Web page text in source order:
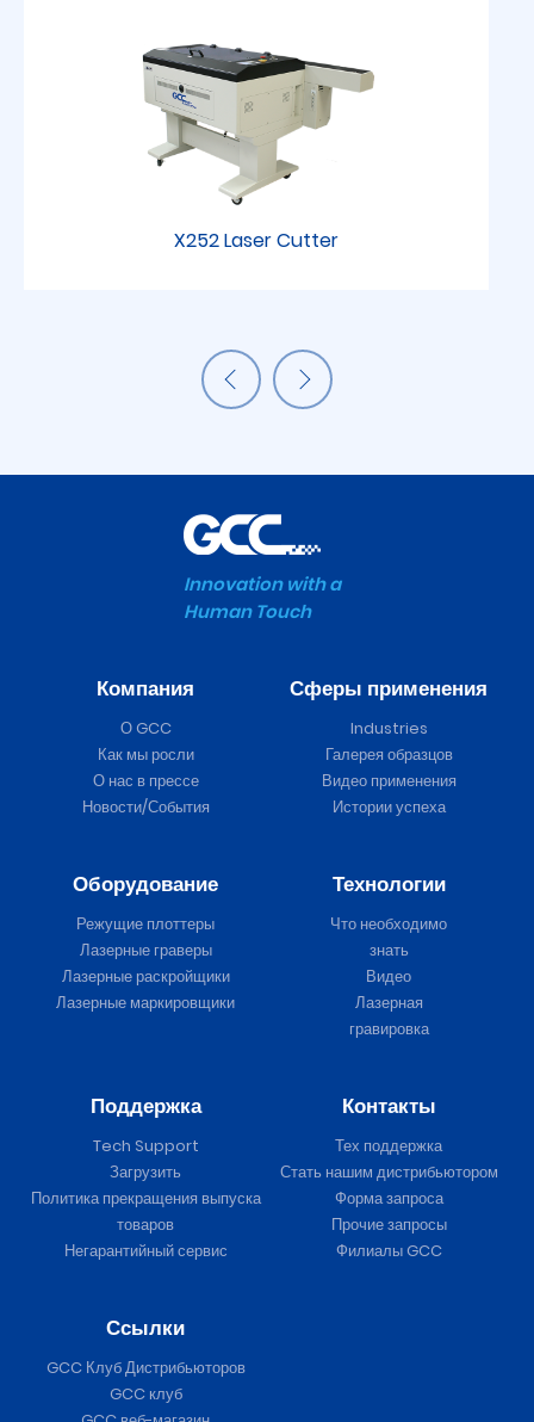
X252 Laser Cutter
Innovation with a
Human Touch
Компания
О GCC
Как мы росли
О нас в прессе
Новости/События
Сферы применения
Industries
Галерея образцов
Видео применения
Истории успеха
Оборудование
Режущие плоттеры
Лазерные граверы
Лазерные раскройщики
Лазерные маркировщики
Технологии
Что необходимо
знать
Видео
Лазерная
гравировка
Поддержка
Tech Support
Загрузить
Политика прекращения выпуска
товаров
Негарантийный сервис
Контакты
Тех поддержка
Стать нашим дистрибьютором
Форма запроса
Прочие запросы
Филиалы GCC
Ссылки
GCC Клуб Дистрибьюторов
GCC клуб